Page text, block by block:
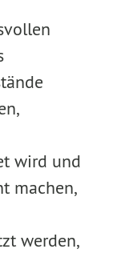
wird und
machen,
werden,